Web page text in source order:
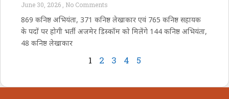
June 30, 2026 No Comments
869 कनिष्ठ अभियंता, 371 कनिष्ठ लेखाकार एवं 765 कनिष्ठ सहायक
के पदों पर होगी भर्ती अजमेर डिस्कॉम को मिलेंगे 144 कनिष्ठ अभियंता,
48 कनिष्ठ लेखाकार
1 2 3 4 5